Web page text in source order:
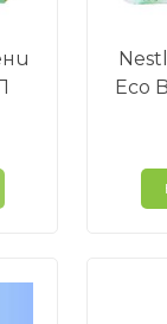
Eco